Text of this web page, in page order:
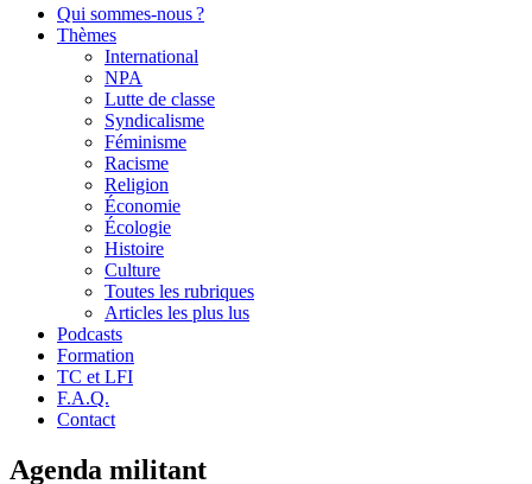
Qui sommes-nous ?
Thèmes
International
NPA
Lutte de classe
Syndicalisme
Féminisme
Racisme
Religion
Économie
Écologie
Histoire
Culture
Toutes les rubriques
Articles les plus lus
Podcasts
Formation
TC et LFI
F.A.Q.
Contact
Agenda militant